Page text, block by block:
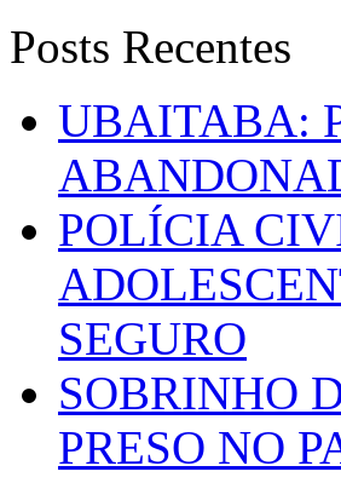
Posts Recentes
UBAITABA:
POLÍCIA
SEGURO
SOBRINHO
PRESO NO